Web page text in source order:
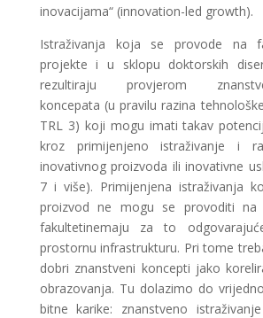
inovacijama“ (innovation-led growth).
Istraživanja koja se provode na
projekte i u sklopu doktorskih
rezultiraju provjerom
koncepata (u pravilu razina
TRL 3) koji mogu imati takav
kroz primijenjeno istraživanje i
inovativnog proizvoda ili inovativne
7 i više). Primijenjena istraživanja
proizvod ne mogu se provoditi na
fakultetinemaju za to
prostornu infrastrukturu. Pri tome
dobri znanstveni koncepti jako
obrazovanja. Tu dolazimo do
bitne karike: znanstveno